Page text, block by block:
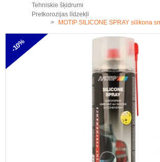
Tehniskie šķidrumi
Pretkorozijas līdzekļi
MOTIP SILICONE SPRAY silikona
-10%